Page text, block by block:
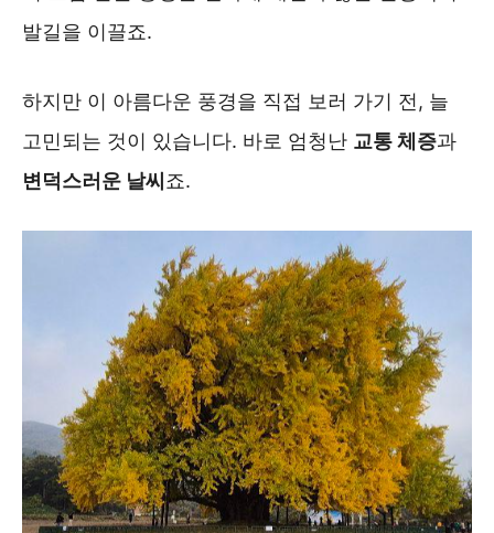
발길을 이끌죠.
하지만 이 아름다운 풍경을 직접 보러 가기 전, 늘
고민되는 것이 있습니다. 바로 엄청난 교통 체증과
변덕스러운 날씨죠.